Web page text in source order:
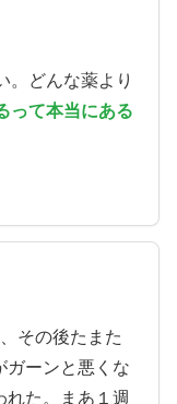
。どんな薬より
って本当にある
その後たまた
ガーンと悪くな
れた。まあ１週